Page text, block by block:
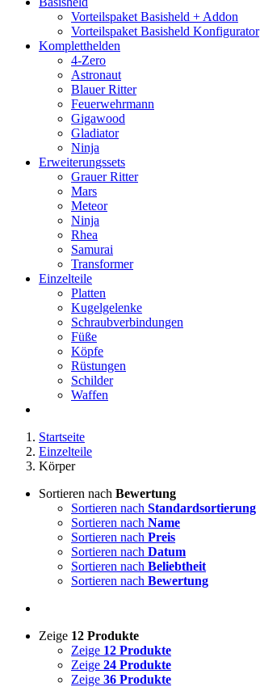
Vorteilspaket Basisheld + Addon
Vorteilspaket Basisheld Konfigurator
Kompletthelden
4-Zero
Astronaut
Blauer Ritter
Feuerwehrmann
Gigawood
Gladiator
Ninja
Erweiterungssets
Grauer Ritter
Mars
Meteor
Ninja
Rhea
Samurai
Transformer
Einzelteile
Platten
Kugelgelenke
Schraubverbindungen
Füße
Köpfe
Rüstungen
Schilder
Waffen
Startseite
Einzelteile
Körper
Sortieren nach Bewertung
Sortieren nach Standardsortierung
Sortieren nach Name
Sortieren nach Preis
Sortieren nach Datum
Sortieren nach Beliebtheit
Sortieren nach Bewertung
Zeige 12 Produkte
Zeige 12 Produkte
Zeige 24 Produkte
Zeige 36 Produkte